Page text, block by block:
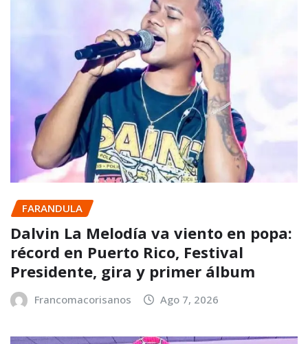
FARANDULA
Dalvin La Melodía va viento en popa:
récord en Puerto Rico, Festival
Presidente, gira y primer álbum
Francomacorisanos Ago 7, 2026